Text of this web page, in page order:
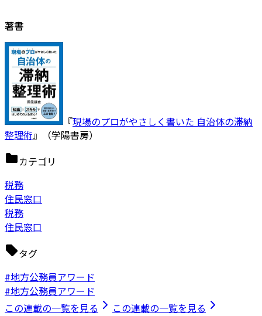
著書
『現場のプロがやさしく書いた 自治体の滞納
整理術』（学陽書房）
カテゴリ
税務
住民窓口
税務
住民窓口
タグ
#地方公務員アワード
#地方公務員アワード
この連載の一覧を見る
この連載の一覧を見る